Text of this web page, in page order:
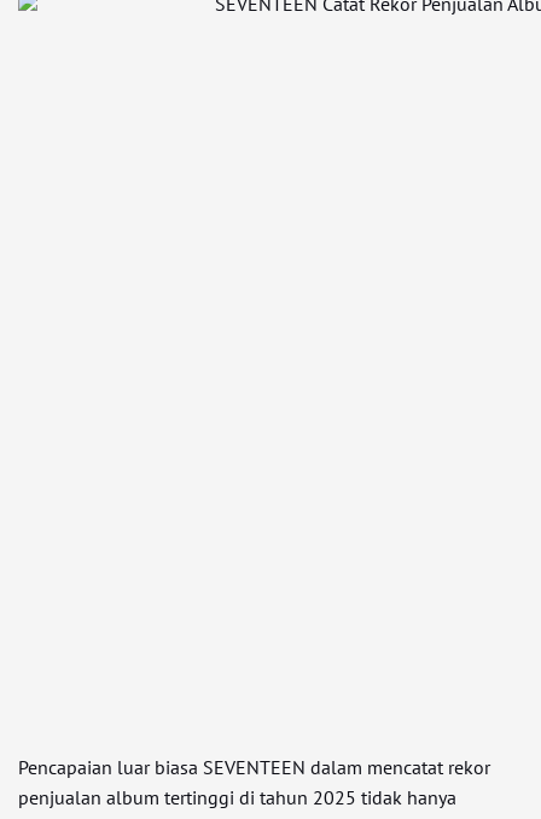
Pencapaian luar biasa SEVENTEEN dalam mencatat rekor
penjualan album tertinggi di tahun 2025 tidak hanya